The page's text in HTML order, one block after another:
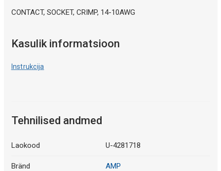
CONTACT, SOCKET, CRIMP, 14-10AWG
Kasulik informatsioon
Instrukcija
Tehnilised andmed
Laokood U-4281718
Bränd AMP